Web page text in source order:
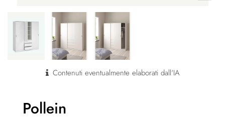
Contenuti eventualmente elaborati dall'IA
Pollein